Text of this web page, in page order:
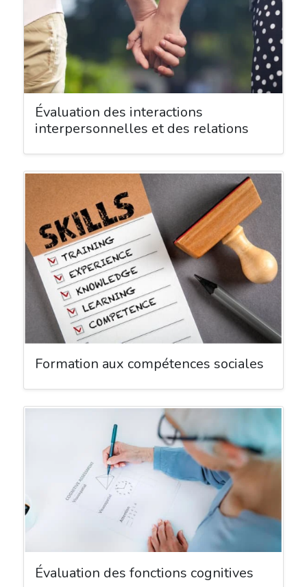
Évaluation des interactions
interpersonnelles et des relations
Formation aux compétences sociales
Évaluation des fonctions cognitives